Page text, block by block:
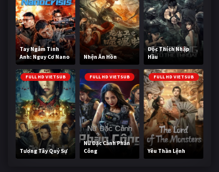
Tay Ngắm Tinh
Anh: Nguy Cơ Nano
Nhện Ăn Hồn
Độc Thích Nhập
Hầu
FULL HD VIETSUB
Tương Tây Quỷ Sự
FULL HD VIETSUB
Nữ Đặc Cảnh Phản
Công
FULL HD VIETSUB
Yêu Thần Lệnh